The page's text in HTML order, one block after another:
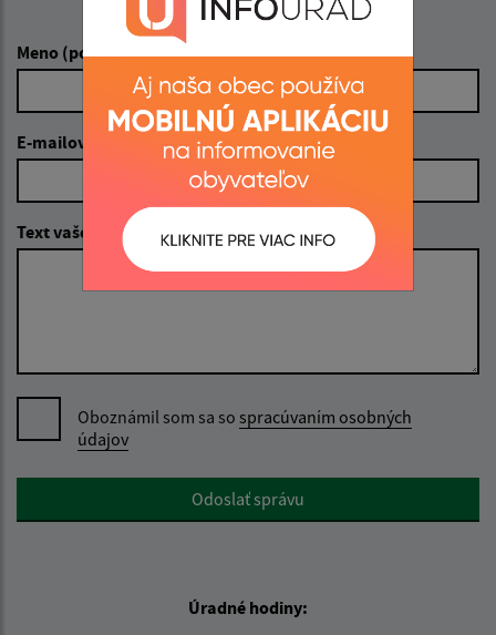
Napíšte nám:
Meno (povinné)
E-mailová adresa (povinné)
Text vašej správy (povinné)
Oboznámil som sa so spracúvaním osobných
údajov
Google reCaptcha ResponseOdoslať správu
Úradné hodiny: